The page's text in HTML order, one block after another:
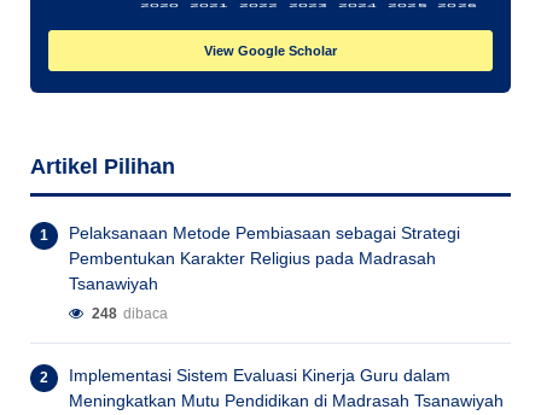
2020 2021 2022 2023 2024 2025 2026
View Google Scholar
Artikel Pilihan
Pelaksanaan Metode Pembiasaan sebagai Strategi
Pembentukan Karakter Religius pada Madrasah
Tsanawiyah
248 dibaca
Implementasi Sistem Evaluasi Kinerja Guru dalam
Meningkatkan Mutu Pendidikan di Madrasah Tsanawiyah